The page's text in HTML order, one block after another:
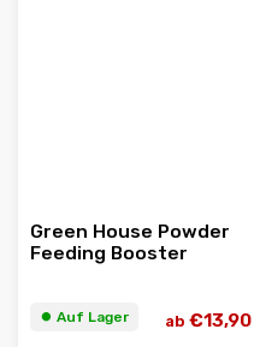
Green House Powder
Feeding Booster
⏺︎ Auf Lager ab €13,90